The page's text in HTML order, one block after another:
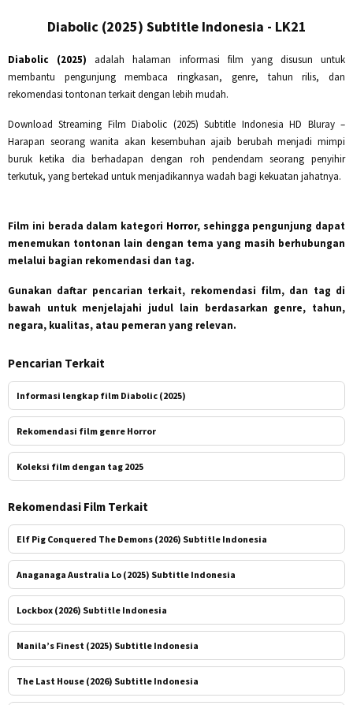
Diabolic (2025) Subtitle Indonesia - LK21
Diabolic (2025) adalah halaman informasi film yang disusun untuk
membantu pengunjung membaca ringkasan, genre, tahun rilis, dan
rekomendasi tontonan terkait dengan lebih mudah.
Download Streaming Film Diabolic (2025) Subtitle Indonesia HD Bluray –
Harapan seorang wanita akan kesembuhan ajaib berubah menjadi mimpi
buruk ketika dia berhadapan dengan roh pendendam seorang penyihir
terkutuk, yang bertekad untuk menjadikannya wadah bagi kekuatan jahatnya.
Film ini berada dalam kategori Horror, sehingga pengunjung dapat
menemukan tontonan lain dengan tema yang masih berhubungan
melalui bagian rekomendasi dan tag.
Gunakan daftar pencarian terkait, rekomendasi film, dan tag di
bawah untuk menjelajahi judul lain berdasarkan genre, tahun,
negara, kualitas, atau pemeran yang relevan.
Pencarian Terkait
Informasi lengkap film Diabolic (2025)
Rekomendasi film genre Horror
Koleksi film dengan tag 2025
Rekomendasi Film Terkait
Elf Pig Conquered The Demons (2026) Subtitle Indonesia
Anaganaga Australia Lo (2025) Subtitle Indonesia
Lockbox (2026) Subtitle Indonesia
Manila’s Finest (2025) Subtitle Indonesia
The Last House (2026) Subtitle Indonesia